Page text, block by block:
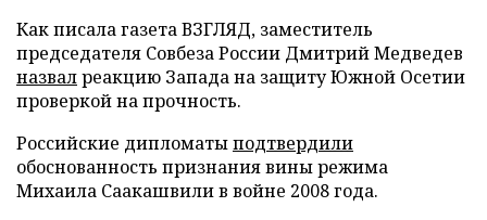
Как писала газета ВЗГЛЯД, заместитель
председателя Совбеза России Дмитрий Медведев
назвалреакцию Запада на защиту Южной Осетии
проверкой на прочность.
Российские дипломатыподтвердили
обоснованность признания вины режима
Михаила Саакашвили в войне 2008 года.